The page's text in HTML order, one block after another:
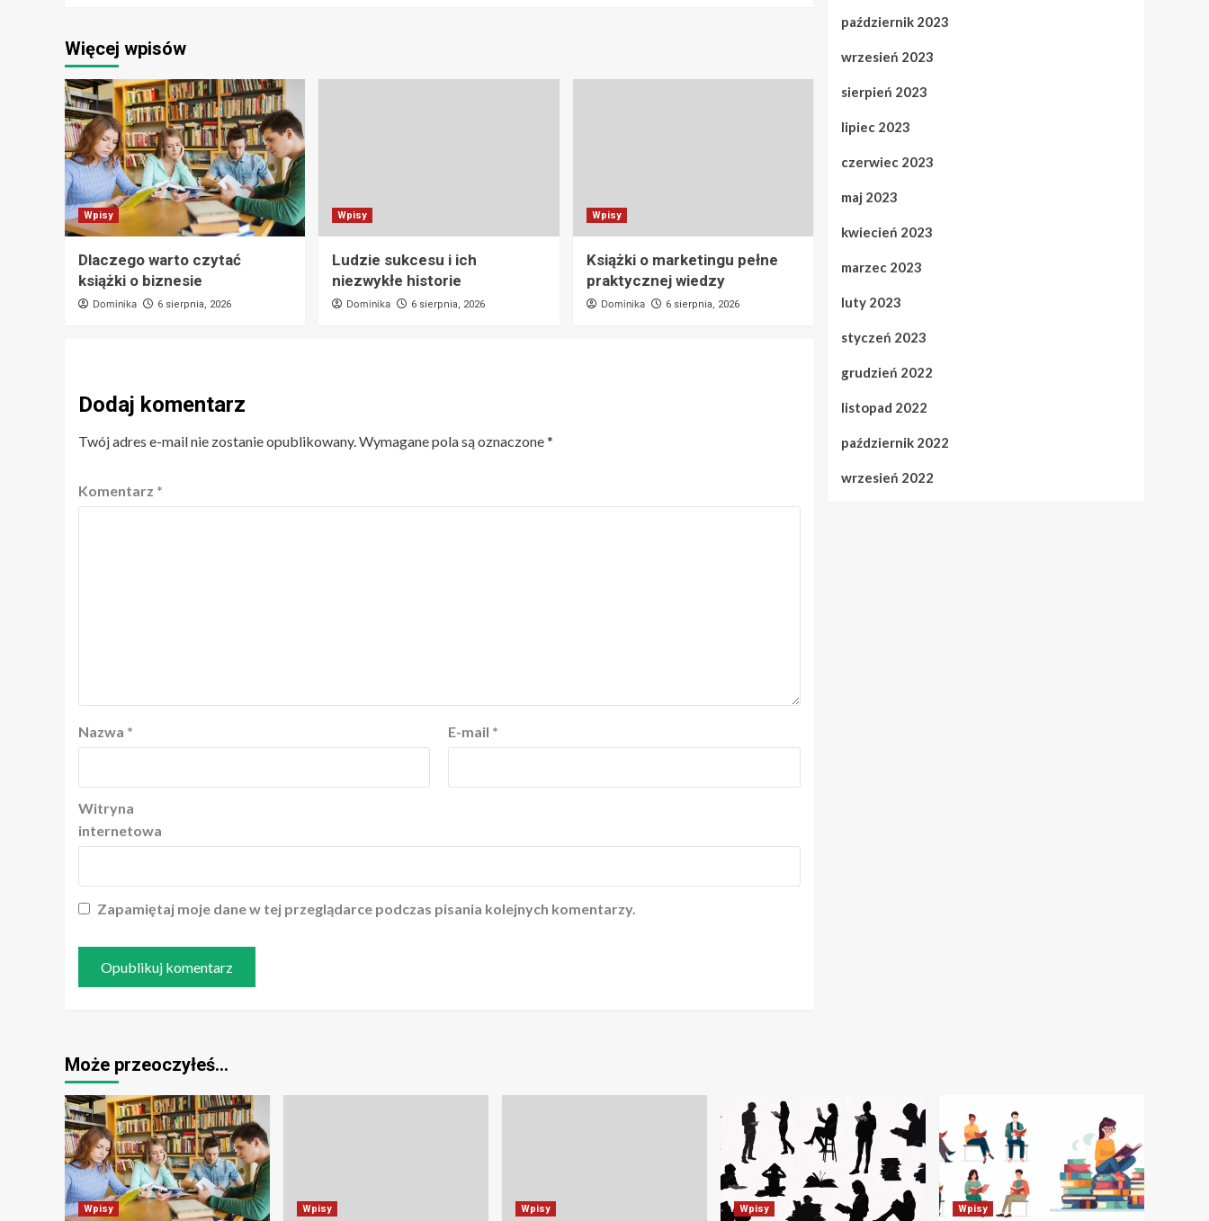
Więcej wpisów
Wpisy
Dlaczego warto czytać
książki o biznesie
Dominika 6 sierpnia, 2026
Wpisy
Ludzie sukcesu i ich
niezwykłe historie
Dominika 6 sierpnia, 2026
Wpisy
Książki o marketingu pełne
praktycznej wiedzy
Dominika 6 sierpnia, 2026
Dodaj komentarz
Twój adres e-mail nie zostanie opublikowany. Wymagane pola są oznaczone*
Komentarz *
Nazwa * E-mail *
Witryna
internetowa
Zapamiętaj moje dane w tej przeglądarce podczas pisania kolejnych komentarzy.
październik 2023
wrzesień 2023
sierpień 2023
lipiec 2023
czerwiec 2023
maj 2023
kwiecień 2023
marzec 2023
luty 2023
styczeń 2023
grudzień 2022
listopad 2022
październik 2022
wrzesień 2022
Może przeoczyłeś…
Wpisy Wpisy Wpisy Wpisy Wpisy